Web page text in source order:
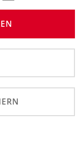
die
Meisterschaft